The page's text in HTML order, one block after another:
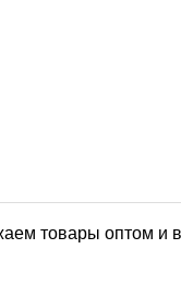
товары оптом и